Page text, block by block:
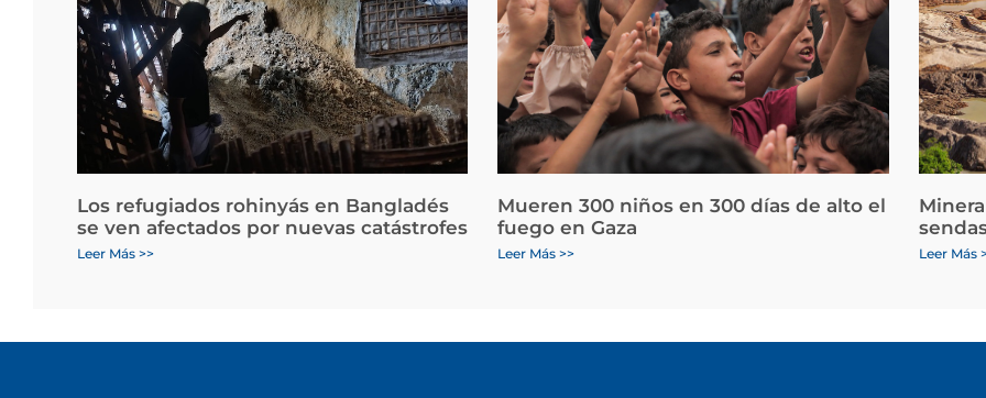
Los refugiados rohinyás en Bangladés
se ven afectados por nuevas catástrofes
Leer Más >>
Mueren 300 niños en 300 días de alto el
fuego en Gaza
Leer Más >> Leer Más